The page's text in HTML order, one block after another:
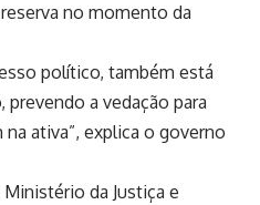
no momento da
político, também está
a vedação para
ativa”, explica o governo
da Justiça e